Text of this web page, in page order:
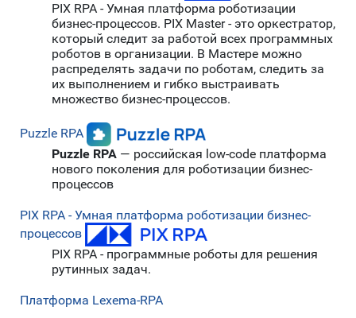
PIX RPA - Умная платформа роботизации
бизнес-процессов. PIX Master - это оркестратор,
который следит за работой всех программных
роботов в организации. В Мастере можно
распределять задачи по роботам, следить за
их выполнением и гибко выстраивать
множество бизнес-процессов.
Puzzle RPA
Puzzle RPA — российская low-code платформа
нового поколения для роботизации бизнес-
процессов
PIX RPA - Умная платформа роботизации бизнес-
процессов
PIX RPA - программные роботы для решения
рутинных задач.
Платформа Lexema-RPA